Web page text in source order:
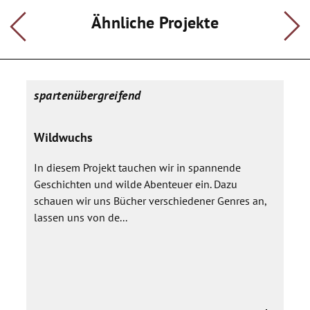
entstandenen Szene und Choregraphien werden dann in
einem Stück miteinander verwoben. Die Frage, ob dieses am
festen Handlung oder einen Szenencollage hat, soll
abhängig gemacht werden.
Schultheatertage wird wieder angestrebt.
Ähnliche Projekte
spartenübergreifend
Wildwuchs
In diesem Projekt tauchen wir in spannende
Geschichten und wilde Abenteuer ein. Dazu
schauen wir uns Bücher verschiedener Genres an,
lassen uns von de...